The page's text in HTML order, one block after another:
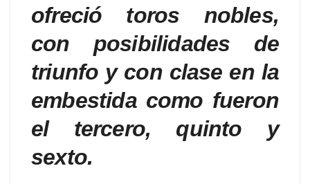
ofreció toros nobles,
con posibilidades de
triunfo y con clase en la
embestida como fueron
el tercero, quinto y
sexto.